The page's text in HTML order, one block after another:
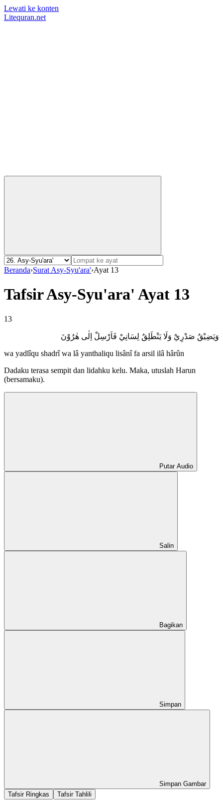
Lewati ke konten
Litequran.net
Beranda›Surat Asy-Syu'ara'›Ayat 13
Tafsir Asy-Syu'ara' Ayat 13
13
وَيَضِيْقُ صَدْرِيْ وَلَا يَنْطَلِقُ لِسَانِيْ فَاَرْسِلْ اِلٰى هٰرُوْنَ
wa yadlîqu shadrî wa lâ yanthaliqu lisânî fa arsil ilâ hârûn
Dadaku terasa sempit dan lidahku kelu. Maka, utuslah Harun
(bersamaku).
Putar Audio
Salin
Bagikan
Simpan
Simpan Gambar
Tafsir Ringkas
Tafsir Tahlili